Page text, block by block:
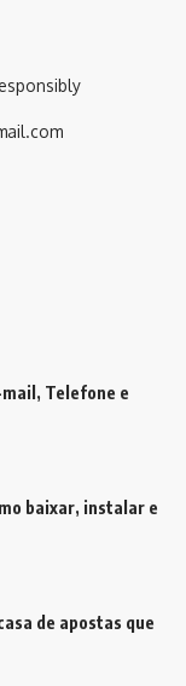
Telefone e
baixar, instalar e
de apostas que